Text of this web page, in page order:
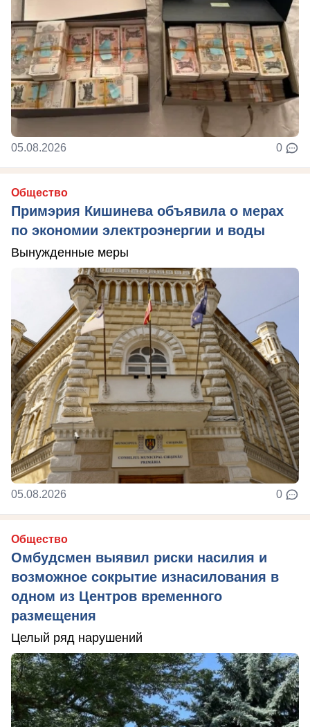
05.08.2026 0
Общество
Примэрия Кишинева объявила о мерах
по экономии электроэнергии и воды
Вынужденные меры
05.08.2026 0
Общество
Омбудсмен выявил риски насилия и
возможное сокрытие изнасилования в
одном из Центров временного
размещения
Целый ряд нарушений